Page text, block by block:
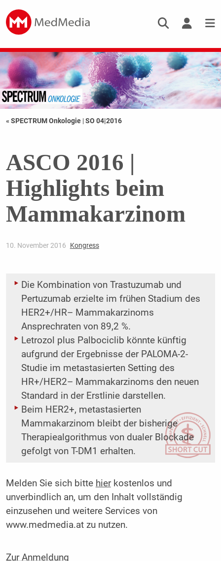
« SPECTRUM Onkologie |SO 04|2016
ASCO 2016 |
Highlights beim
Mammakarzinom
10. November 2016 Kongress
Die Kombination von Trastuzumab und
Pertuzumab erzielte im frühen Stadium des
HER2+/HR– Mammakarzinoms
Ansprechraten von 89,2 %.
Letrozol plus Palbociclib könnte künftig
aufgrund der Ergebnisse der PALOMA-2-
Studie im metastasierten Setting des
HR+/HER2– Mammakarzinoms den neuen
Standard in der Erstlinie darstellen.
Beim HER2+, metastasierten
Mammakarzinom bleibt der bisherige
Therapie­algorithmus von dualer Blockade
gefolgt von T-DM1 erhalten.
Melden Sie sich bitte hierkostenlos und
unverbindlich an, um den Inhalt vollständig
einzusehen und weitere Services von
www.medmedia.at zu nutzen.
Zur Anmeldung